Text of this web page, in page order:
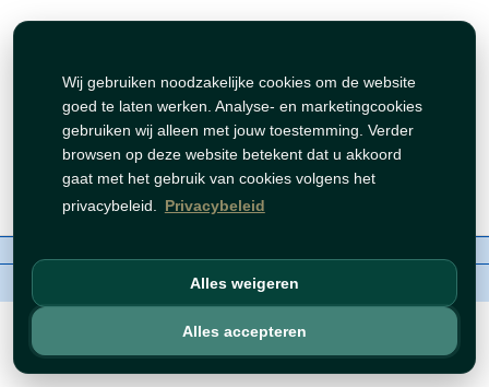
Wij gebruiken noodzakelijke cookies om de website
goed te laten werken. Analyse- en marketingcookies
gebruiken wij alleen met jouw toestemming. Verder
browsen op deze website betekent dat u akkoord
gaat met het gebruik van cookies volgens het
privacybeleid. Privacybeleid
Alles weigeren
Alles accepteren
auteursrechten©Tawfeer 2018-2026